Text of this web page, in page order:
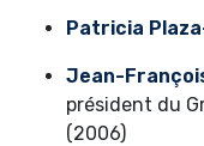
Patricia
Jean-
président du
(2006)